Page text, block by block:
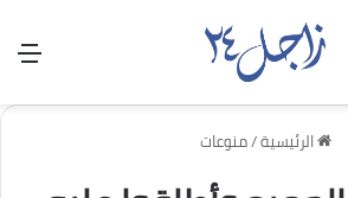
الرئيسية/منوعات